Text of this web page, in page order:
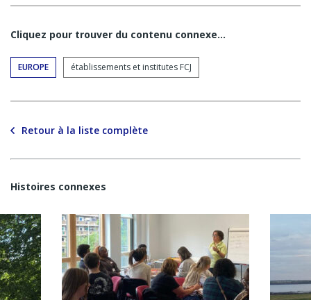
Cliquez pour trouver du contenu connexe…
EUROPE établissements et institutes FCJ
Retour à la liste complète
Histoires connexes